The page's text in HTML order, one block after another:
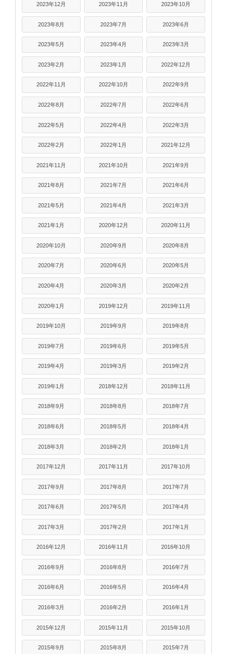
2023年12月 2023年11月 2023年10月
2023年8月 2023年7月 2023年6月
2023年5月 2023年4月 2023年3月
2023年2月 2023年1月 2022年12月
2022年11月 2022年10月 2022年9月
2022年8月 2022年7月 2022年6月
2022年5月 2022年4月 2022年3月
2022年2月 2022年1月 2021年12月
2021年11月 2021年10月 2021年9月
2021年8月 2021年7月 2021年6月
2021年5月 2021年4月 2021年3月
2021年1月 2020年12月 2020年11月
2020年10月 2020年9月 2020年8月
2020年7月 2020年6月 2020年5月
2020年4月 2020年3月 2020年2月
2020年1月 2019年12月 2019年11月
2019年10月 2019年9月 2019年8月
2019年7月 2019年6月 2019年5月
2019年4月 2019年3月 2019年2月
2019年1月 2018年12月 2018年11月
2018年9月 2018年8月 2018年7月
2018年6月 2018年5月 2018年4月
2018年3月 2018年2月 2018年1月
2017年12月 2017年11月 2017年10月
2017年9月 2017年8月 2017年7月
2017年6月 2017年5月 2017年4月
2017年3月 2017年2月 2017年1月
2016年12月 2016年11月 2016年10月
2016年9月 2016年8月 2016年7月
2016年6月 2016年5月 2016年4月
2016年3月 2016年2月 2016年1月
2015年12月 2015年11月 2015年10月
2015年9月 2015年8月 2015年7月